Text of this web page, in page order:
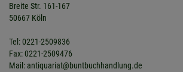
Breite Str. 161-167
50667 Köln
Tel: 0221-2509836
Fax: 0221-2509476
Mail: antiquariat@buntbuchhandlung.de